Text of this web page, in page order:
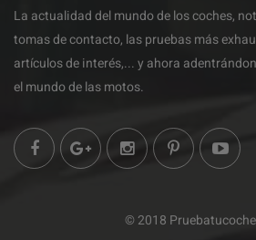
La actualidad del mundo de los coches,
tomas de contacto, las pruebas más
artículos de interés,... y ahora
el mundo de las motos.
© 2018 Pruebatucoche